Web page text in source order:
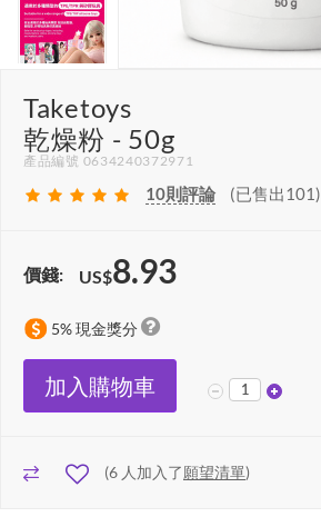
Taketoys
乾燥粉 - 50g
產品編號 0634240372971
10則評論 (已售出101)
價錢: US$8.93
5% 現金獎分
加入購物車
(6 人加入了願望清單)